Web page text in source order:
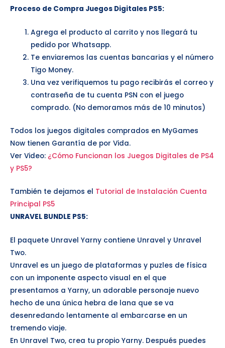
Proceso de Compra Juegos Digitales PS5:
Agrega el producto al carrito y nos llegará tu
pedido por Whatsapp.
Te enviaremos las cuentas bancarias y el número
Tigo Money.
Una vez verifiquemos tu pago recibirás el correo y
contraseña de tu cuenta PSN con el juego
comprado. (No demoramos más de 10 minutos)
Todos los juegos digitales comprados en MyGames
Now tienen Garantía de por Vida.
Ver Video: ¿Cómo Funcionan los Juegos Digitales de PS4
y PS5?
También te dejamos el Tutorial de Instalación Cuenta
Principal PS5
UNRAVEL BUNDLE PS5:
El paquete Unravel Yarny contiene Unravel y Unravel
Two.
Unravel es un juego de plataformas y puzles de física
con un imponente aspecto visual en el que
presentamos a Yarny, un adorable personaje nuevo
hecho de una única hebra de lana que se va
desenredando lentamente al embarcarse en un
tremendo viaje.
En Unravel Two, crea tu propio Yarny. Después puedes